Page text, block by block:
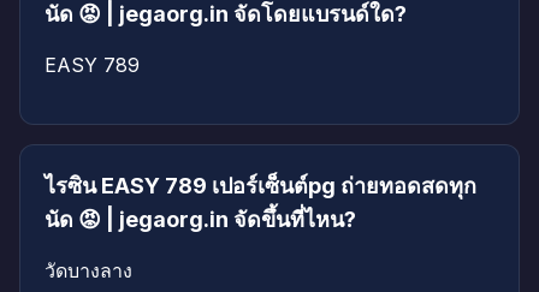
นัด 😡 | jegaorg.in จัดโดยแบรนด์ใด?
EASY 789
ไรซิน EASY 789 เปอร์เซ็นต์pg ถ่ายทอดสดทุก
นัด 😡 | jegaorg.in จัดขึ้นที่ไหน?
วัดบางลาง